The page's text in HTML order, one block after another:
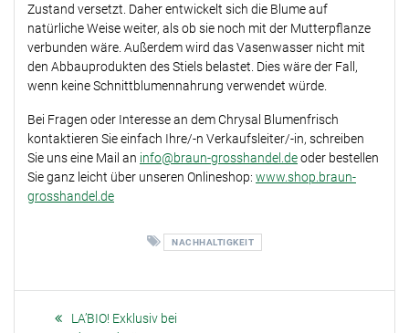
Zustand versetzt. Daher entwickelt sich die Blume auf
natürliche Weise weiter, als ob sie noch mit der Mutterpflanze
verbunden wäre. Außerdem wird das Vasenwasser nicht mit
den Abbauprodukten des Stiels belastet. Dies wäre der Fall,
wenn keine Schnittblumennahrung verwendet würde.
Bei Fragen oder Interesse an dem Chrysal Blumenfrisch
kontaktieren Sie einfach Ihre/-n Verkaufsleiter/-in, schreiben
Sie uns eine Mail an info@braun-grosshandel.deoder bestellen
Sie ganz leicht über unseren Onlineshop: www.shop.braun-
grosshandel.de
NACHHALTIGKEIT
Beitragsnavigation
Previous
LA’BIO! Exklusiv bei